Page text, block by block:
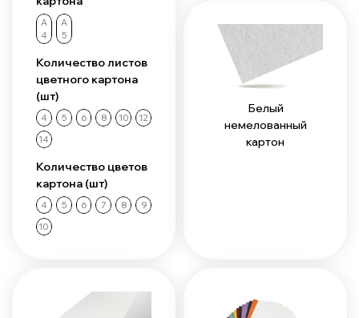
А
4
А
5
Количество листов
цветного картона
(шт)
4 5 6 8 10
12
14
Количество цветов
картона (шт)
4 5 6 7 8
9
10
Белый
немелованный
картон